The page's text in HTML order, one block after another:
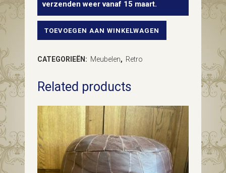
verzenden weer vanaf 15 maart.
Retro
de
fifty's
met
buisframe
onderstel
TOEVOEGEN AAN WINKELWAGEN
CATEGORIEËN: Meubelen, Retro
Related products